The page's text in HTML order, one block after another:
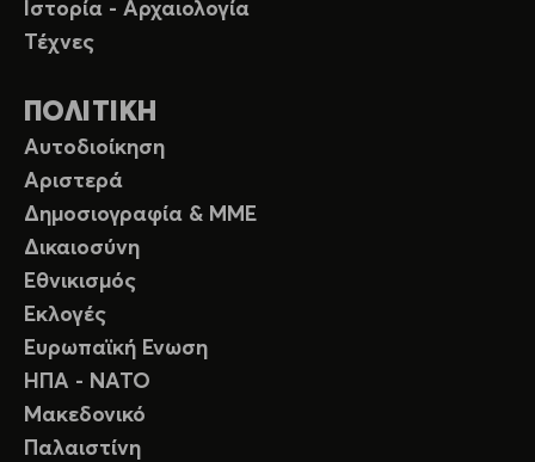
Ιστορία - Αρχαιολογία
Τέχνες
ΠΟΛΙΤΙΚΗ
Αυτοδιοίκηση
Αριστερά
Δημοσιογραφία & ΜΜΕ
Δικαιοσύνη
Εθνικισμός
Εκλογές
Ευρωπαϊκή Ενωση
ΗΠΑ - ΝΑΤΟ
Μακεδονικό
Παλαιστίνη